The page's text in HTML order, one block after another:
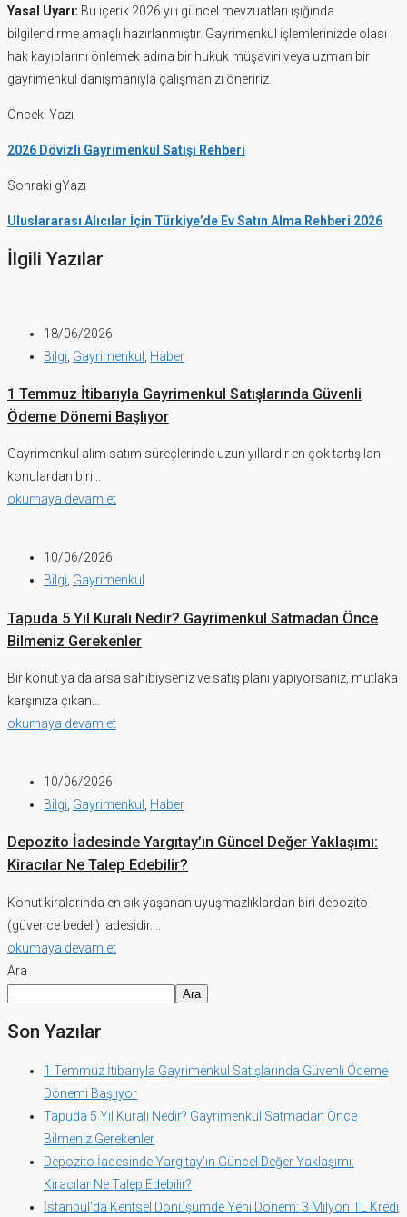
Yasal Uyarı: Bu içerik 2026 yılı güncel mevzuatları ışığında
bilgilendirme amaçlı hazırlanmıştır. Gayrimenkul işlemlerinizde olası
hak kayıplarını önlemek adına bir hukuk müşaviri veya uzman bir
gayrimenkul danışmanıyla çalışmanızı öneririz.
Önceki Yazı
2026 Dövizli Gayrimenkul Satışı Rehberi
Sonraki gYazı
Uluslararası Alıcılar İçin Türkiye’de Ev Satın Alma Rehberi 2026
İlgili Yazılar
18/06/2026
Bilgi Gayrimenkul Haber
1 Temmuz İtibarıyla Gayrimenkul Satışlarında Güvenli
Ödeme Dönemi Başlıyor
Gayrimenkul alım satım süreçlerinde uzun yıllardır en çok tartışılan
konulardan biri...
okumaya devam et
10/06/2026
Bilgi, Gayrimenkul
Tapuda 5 Yıl Kuralı Nedir? Gayrimenkul Satmadan Önce
Bilmeniz Gerekenler
Bir konut ya da arsa sahibiyseniz ve satış planı yapıyorsanız, mutlaka
karşınıza çıkan...
okumaya devam et
10/06/2026
Bilgi Gayrimenkul Haber
Depozito İadesinde Yargıtay’ın Güncel Değer Yaklaşımı:
Kiracılar Ne Talep Edebilir?
Konut kiralarında en sık yaşanan uyuşmazlıklardan biri depozito
(güvence bedeli) iadesidir....
okumaya devam et
Ara
Ara
Son Yazılar
1 Temmuz İtibarıyla Gayrimenkul Satışlarında Güvenli Ödeme
Dönemi Başlıyor
Tapuda 5 Yıl Kuralı Nedir? Gayrimenkul Satmadan Önce
Bilmeniz Gerekenler
Depozito İadesinde Yargıtay’ın Güncel Değer Yaklaşımı:
Kiracılar Ne Talep Edebilir?
İstanbul’da Kentsel Dönüşümde Yeni Dönem: 3 Milyon TL Kredi